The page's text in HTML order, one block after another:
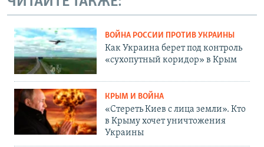
ВОЙНА РОССИИ ПРОТИВ УКРАИНЫ
Как Украина берет под контроль
«сухопутный коридор» в Крым
КРЫМ И ВОЙНА
«Стереть Киев с лица земли». Кто
в Крыму хочет уничтожения
Украины